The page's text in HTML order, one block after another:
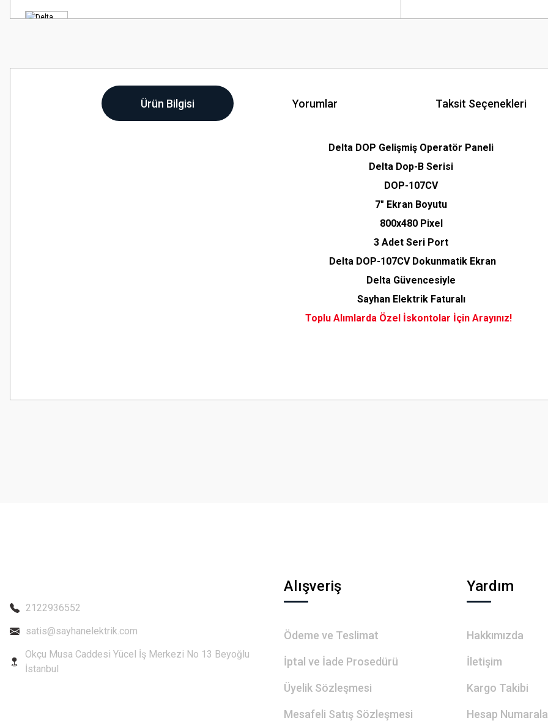
Ürün Bilgisi Yorumlar Taksit Seçenekleri
Delta DOP Gelişmiş Operatör Paneli
Delta Dop-B Serisi
DOP-107CV
7" Ekran Boyutu
800x480 Pixel
3 Adet Seri Port
Delta DOP-107CV Dokunmatik Ekran
Delta Güvencesiyle
Sayhan Elektrik Faturalı
Toplu Alımlarda Özel İskontolar İçin Arayınız!
Görüş ve önerileriniz için teşekkür ederiz.
2122936552
satis@sayhanelektrik.com
Okçu Musa Caddesi Yücel İş Merkezi No 13 Beyoğlu
İstanbul
Alışveriş
Ödeme ve Teslimat
İptal ve İade Prosedürü
Üyelik Sözleşmesi
Mesafeli Satış Sözleşmesi
Yardım
Hakkımızda
İletişim
Kargo Takibi
Hesap